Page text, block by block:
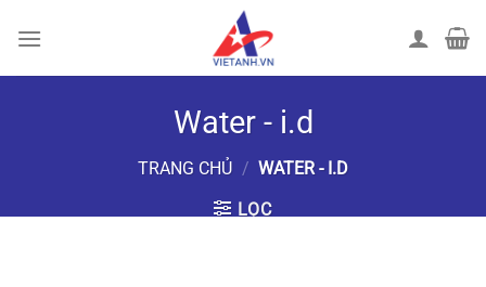
đến
Water - i.d
TRANG CHỦ / WATER - I.D
LỌC